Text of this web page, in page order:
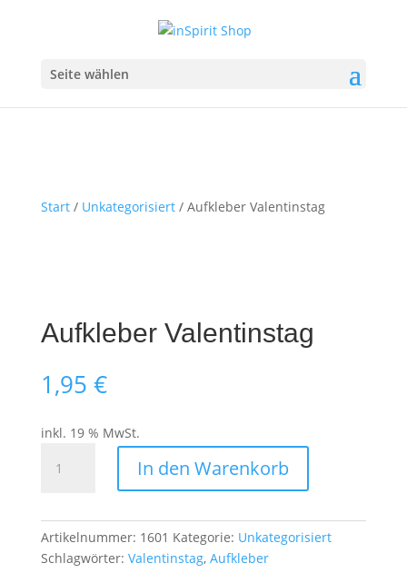
Seite wählen
Start/ Unkategorisiert/ Aufkleber Valentinstag
Aufkleber Valentinstag
1,95 €
inkl. 19 % MwSt.
Valentinstag
In den Warenkorb
Artikelnummer: 1601 Kategorie: Unkategorisiert
Schlagwörter: Valentinstag, Aufkleber